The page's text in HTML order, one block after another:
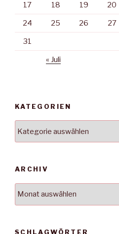
17 18 19 20
24 25 26 27
31
« Juli
KATEGORIEN
ARCHIV
SCHLAGWÖRTER